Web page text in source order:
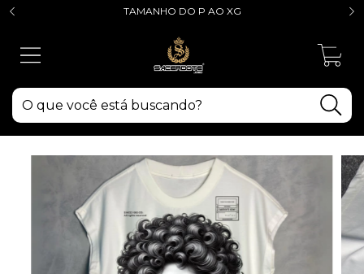
TAMANHO DO P AO XG